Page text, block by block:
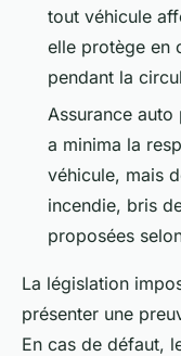
tout véhicule
elle protège en
pendant la
Assurance
a minima la
véhicule, mais
incendie, bris
proposées
La législation
présenter une
En cas de défaut,